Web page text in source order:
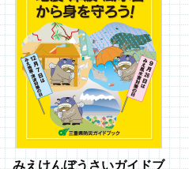
みえけんぼうさいガイドブ